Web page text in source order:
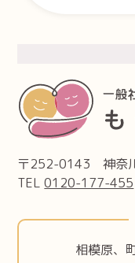
〒252-0143 神奈
TEL0120-177-455
相模原